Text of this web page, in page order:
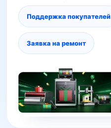
Поддержка покупателей
Заявка на ремонт